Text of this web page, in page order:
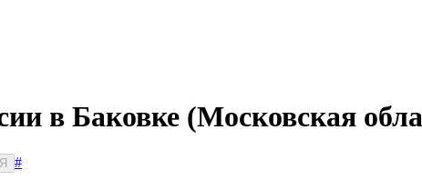
в Баковке (Московская
Я
#